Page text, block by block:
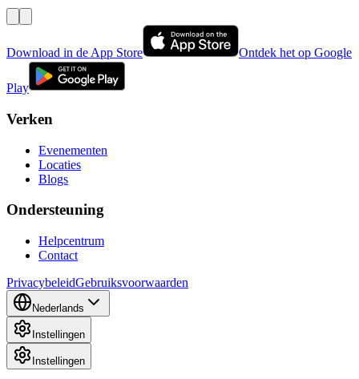
Download in de App Store Ontdek het op Google
Play
Verken
Evenementen
Locaties
Blogs
Ondersteuning
Helpcentrum
Contact
PrivacybeleidGebruiksvoorwaarden
Nederlands
Instellingen
Instellingen